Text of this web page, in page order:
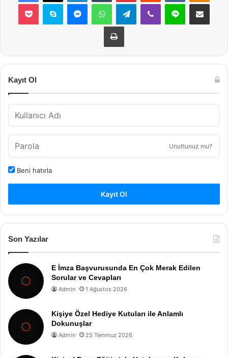
Pocket Skype MessengerWhatsAppTelegramViber Line E-Posta ile
Yazdır
Kayıt Ol
Unuttunuz mu?
Beni hatırla
Kayıt Ol
Son Yazılar
E İmza Başvurusunda En Çok Merak Edilen
Sorular ve Cevapları
Admin 1 Ağustos 2026
Kişiye Özel Hediye Kutuları ile Anlamlı
Dokunuşlar
Admin 25 Temmuz 2026